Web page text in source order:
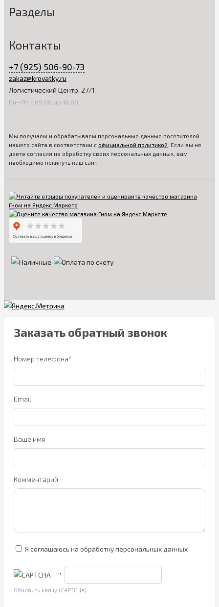
Разделы
Контакты
+7 (925) 506-90-73
zakaz@krovatky.ru
Логистический Центр, 27/1
Пн—Пт с 09:00 до 18:00
Мы получаем и обрабатываем персональные данные посетителей
нашего сайта в соответствии с официальной политикой . Если вы не
даете согласия на обработку своих персональных данных, вам
необходимо покинуть наш сайт
Заказать обратный звонок
Номер телефона*
Email
Ваше имя
Комментарий
Я соглашаюсь на обработку персональных данных
→
Обновить капчу (CAPTCHA)